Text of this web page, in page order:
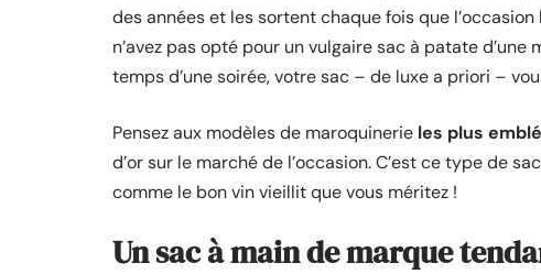
des années et les sortent chaque fois que
n’avez pas opté pour un vulgaire sac à patate
temps d’une soirée, votre sac – de luxe a priori –
Pensez aux modèles de maroquinerie les plus
d’or sur le marché de l’occasion. C’est ce type de
comme le bon vin vieillit que vous méritez !
Un sac à main de marque